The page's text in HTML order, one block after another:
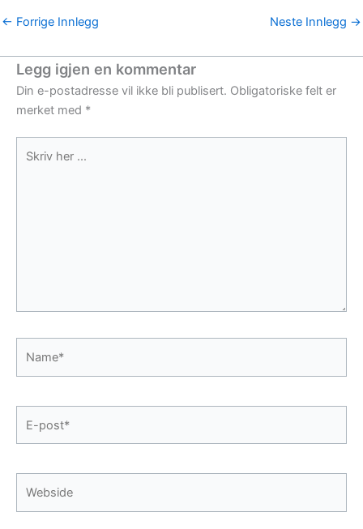
← Forrige Innlegg Neste Innlegg →
Legg igjen en kommentar
Din e-postadresse vil ikke bli publisert. Obligatoriske felt er
merket med *
post*